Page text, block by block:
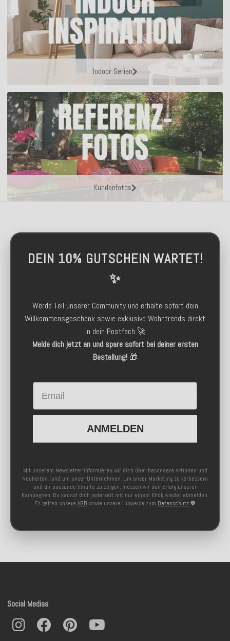
Indoor Serien
Kundenfotos
DEIN 10% GUTSCHEIN WARTET!
✨
Werde Teil unserer Community und erhalte sofort dein
Willkommensgeschenk sowie exklusive Wohntrends direkt
in dein Postfach 🚀
Melde dich jetzt an und spare sofort bei deiner ersten
Bestellung!🎁
Email
ANMELDEN
Mit unserem Newsletter informieren wir dich über besondere Aktionen und
Neuheiten rund um unser Unternehmen. Um unser Marketing zu verbessern
und dir passende Inhalte zu zeigen, messen wir den Erfolg unserer
Kampagnen. Du kannst dich jederzeit mit nur einem Klick wieder abmelden.
Es gelten unsere AGB sowie unsere Hinweise zum Datenschutz 🛡️
Social Medias